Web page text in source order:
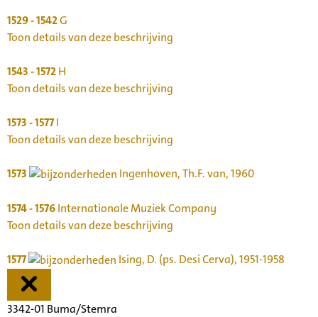
1529 - 1542G
Toon details van deze beschrijving
1543 - 1572H
Toon details van deze beschrijving
1573 - 1577I
Toon details van deze beschrijving
1573 Ingenhoven, Th.F. van, 1960
1574 - 1576Internationale Muziek Company
Toon details van deze beschrijving
1577 Ising, D. (ps. Desi Cerva), 1951-1958
3342-01 Buma/Stemra